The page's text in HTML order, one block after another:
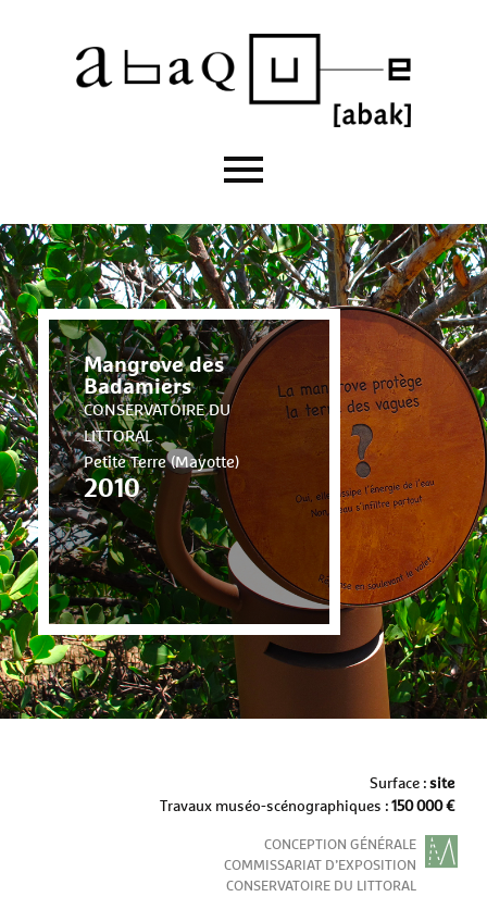
Mangrove des
Badamiers
CONSERVATOIRE DU
LITTORAL
Petite Terre (Mayotte)
2010
Surface : site
Travaux muséo-scénographiques : 150 000 €
CONCEPTION GÉNÉRALE
COMMISSARIAT D’EXPOSITION
CONSERVATOIRE DU LITTORAL